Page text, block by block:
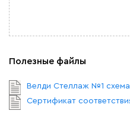
Полезные файлы
Велди Стеллаж №1
Сертификат